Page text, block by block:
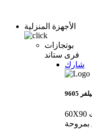
الأجهزة المنزلية
بوتجازات
فرى ستاند
شارك
60X90 شارك استانلس سيلفر جميع الكماليات
بمروحة